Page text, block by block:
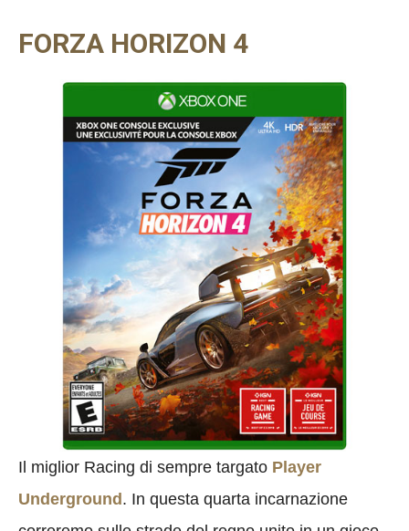
FORZA HORIZON 4
Il miglior Racing di sempre targato Player
Underground. In questa quarta incarnazione